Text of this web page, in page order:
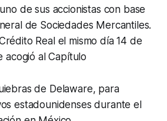
de sus accionistas con base
de Sociedades Mercantiles.
Real el mismo día 14 de
acogió al Capítulo
de Delaware, para
estadounidenses durante el